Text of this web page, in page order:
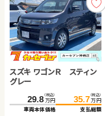
スズキ ワゴンＲ スティン
グレー
29.8 （税込）
万円
車両本体価格
35.7 （税込）
万円
支払総額
トヨタ ヴェルファイア
135.0（税込）
万円
149.9 （税込）
万円
諸費用：14.9万円（税込）
あり 岩手県
スズキ ワゴンＲ
16.6（税込）
万円
24.8 （税込）
万円
諸費用：8.2 万円（税込）
あり 青森県